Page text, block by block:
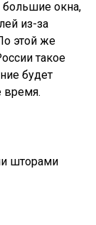
большие окна,
из-за
этой же
такое
будет
время.
шторами